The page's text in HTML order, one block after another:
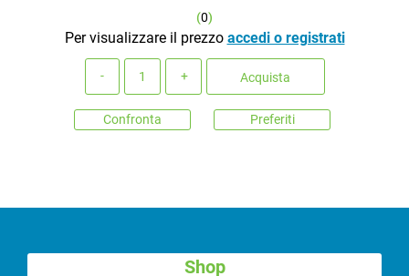
(0)
Per visualizzare il prezzo accedi o registrati
Acquista
Confronta Preferiti
Shop